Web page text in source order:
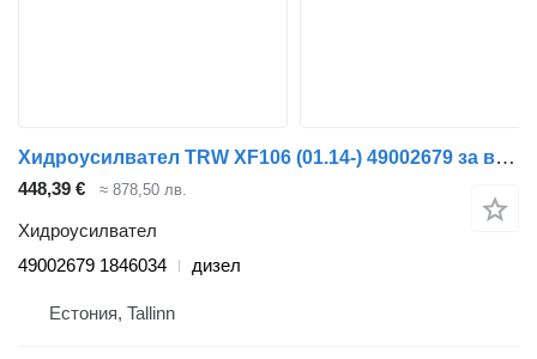
Хидроусилвател TRW XF106 (01.14-) 49002679 за влекач DAF XF106 (2014-)
448,39 € ≈ 878,50 лв.
Хидроусилвател
49002679 1846034
дизел
Естония, Tallinn